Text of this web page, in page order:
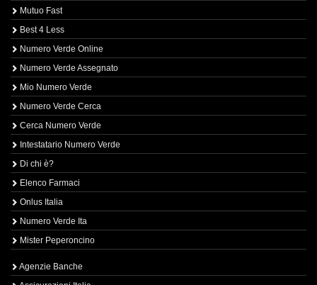
Mutuo Fast
Best 4 Less
Numero Verde Online
Numero Verde Assegnato
Mio Numero Verde
Numero Verde Cerca
Cerca Numero Verde
Intestatario Numero Verde
Di chi è?
Elenco Farmaci
Onlus Italia
Numero Verde Ita
Mister Peperoncino
Agenzie Banche